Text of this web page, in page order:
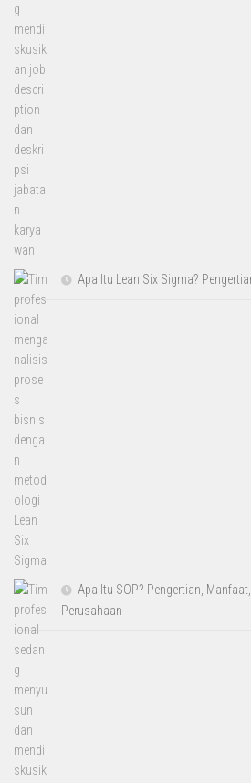
Apa Itu Lean Six Sigma?
Apa Itu SOP? Pengertian,
Perusahaan